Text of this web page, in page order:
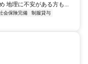
地理に不安がある方も...
会保険完備
制服貸与